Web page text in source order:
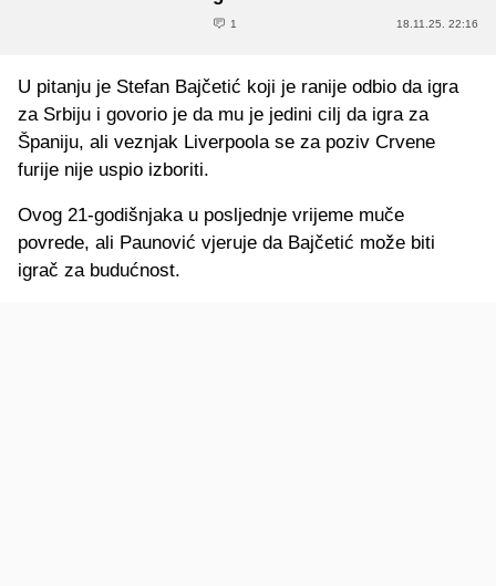
1 18.11.25. 22:16
U pitanju je Stefan Bajčetić koji je ranije odbio da igra
za Srbiju i govorio je da mu je jedini cilj da igra za
Španiju, ali veznjak Liverpoola se za poziv Crvene
furije nije uspio izboriti.
Ovog 21-godišnjaka u posljednje vrijeme muče
povrede, ali Paunović vjeruje da Bajčetić može biti
igrač za budućnost.